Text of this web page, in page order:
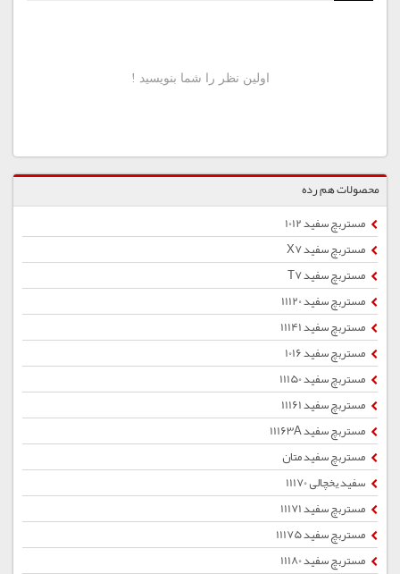
محصولات هم رده
مستربچ سفید 1012
مستربچ سفید X7
مستربچ سفید T7
مستربچ سفید 11120
مستربچ سفید 11141
مستربچ سفید 1016
مستربچ سفید 11150
مستربچ سفید 11161
مستربچ سفید 11163A
مستربچ سفید متان
سفید یخچالی 11170
مستربچ سفید 11171
مستربچ سفید 11175
مستربچ سفید 11180